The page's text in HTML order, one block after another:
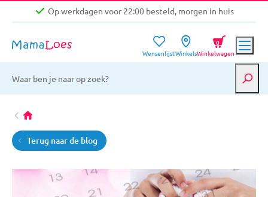
Op werkdagen voor 22:00 besteld, morgen in huis
Gratis verzending vanaf €39,-
Op werkdagen voor 22:00 besteld, morgen in huis
WensenlijstWinkelsWinkelwagen
0
Terug naar de blog